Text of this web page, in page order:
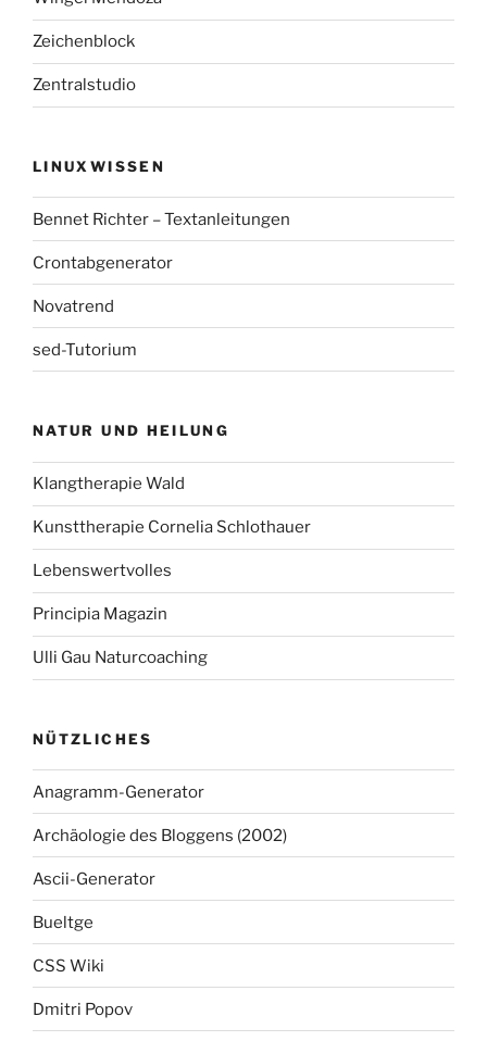
Zeichenblock
Zentralstudio
LINUXWISSEN
Bennet Richter – Textanleitungen
Crontabgenerator
Novatrend
sed-Tutorium
NATUR UND HEILUNG
Klangtherapie Wald
Kunsttherapie Cornelia Schlothauer
Lebenswertvolles
Principia Magazin
Ulli Gau Naturcoaching
NÜTZLICHES
Anagramm-Generator
Archäologie des Bloggens (2002)
Ascii-Generator
Bueltge
CSS Wiki
Dmitri Popov